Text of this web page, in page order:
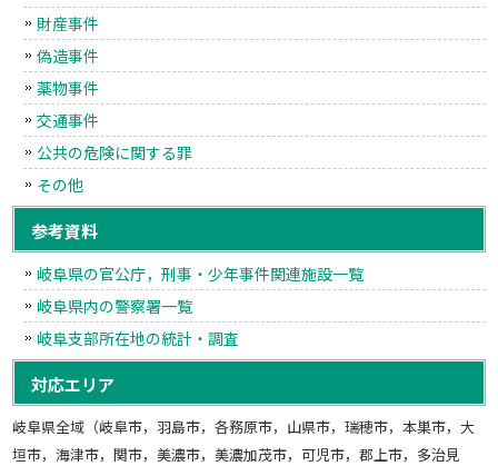
財産事件
偽造事件
薬物事件
交通事件
公共の危険に関する罪
その他
参考資料
岐阜県の官公庁，刑事・少年事件関連施設一覧
岐阜県内の警察署一覧
岐阜支部所在地の統計・調査
対応エリア
岐阜県全域（岐阜市，羽島市，各務原市，山県市，瑞穂市，本巣市，大
垣市，海津市，関市，美濃市，美濃加茂市，可児市，郡上市，多治見